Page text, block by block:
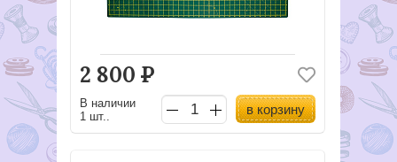
2 800 Р
В наличии
1 шт..
в корзину